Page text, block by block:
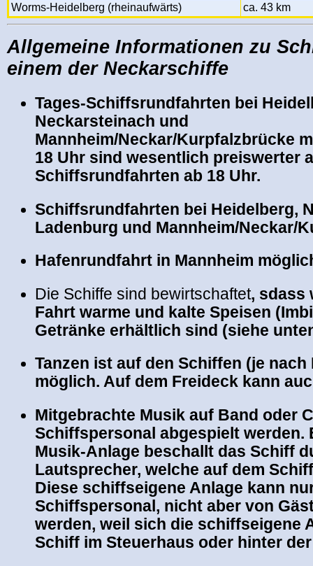
Worms-Heidelberg (rheinaufwärts)
ca. 43 km
Allgemeine Informationen zu
einem der Neckarschiffe
Tages-Schiffsrundfahrten bei
Neckarsteinach und
Mannheim/Neckar/Kurpfalzbrücke
18 Uhr sind wesentlich preiswerter
Schiffsrundfahrten ab 18 Uhr.
Schiffsrundfahrten bei Heidelberg,
Ladenburg und Mannheim/Neckar/
Hafenrundfahrt in Mannheim
Die Schiffe sind bewirtschaftet, sdass
Fahrt warme und kalte Speisen
Getränke erhältlich sind (siehe
Tanzen ist auf den Schiffen (je nach
möglich. Auf dem Freideck kann
Mitgebrachte Musik auf Band oder
Schiffspersonal abgespielt werden.
Musik-Anlage beschallt das Schiff
Lautsprecher, welche auf dem
Diese schiffseigene Anlage kann
Schiffspersonal, nicht aber von
werden, weil sich die schiffseigene
Schiff im Steuerhaus oder hinter